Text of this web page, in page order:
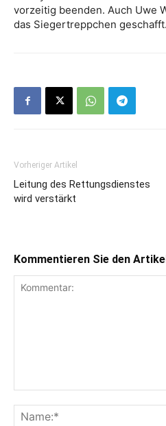
vorzeitig beenden. Auch Uwe
das Siegertreppchen geschafft.
Vorheriger Artikel
Leitung des Rettungsdienstes
wird verstärkt
Kommentieren Sie den